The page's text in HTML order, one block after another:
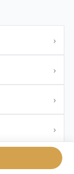
›
›
›
›